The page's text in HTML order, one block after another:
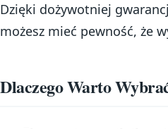
Dzięki dożywotniej
możesz mieć pewność, że
Dlaczego Warto